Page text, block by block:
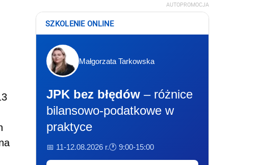
AUTOPROMOCJA
SZKOLENIE ONLINE
Małgorzata Tarkowska
JPK bez błędów – różnice
bilansowo-podatkowe w
praktyce
📅 11-12.08.2026 r.🕐 9:00-15:00